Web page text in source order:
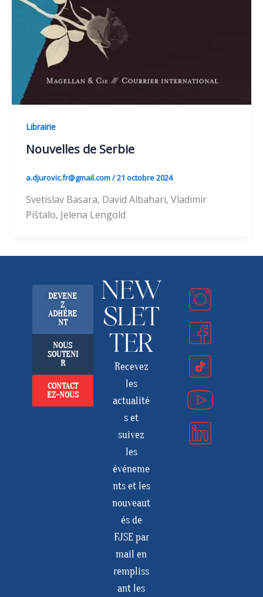
Librairie
Nouvelles de Serbie
a.djurovic.fr@gmail.com/21 octobre 2024
Svetislav Basara, David Albahari, Vladimir
Pištalo, Jelena Lengold
DEVENE
Z
ADHÉRE
NT
NOUS
SOUTENI
R
CONTACT
EZ-NOUS
NEW
SLET
TER
Recevez
les
actualité
s et
suivez
les
événeme
nts et les
nouveaut
és de
FJSE par
mail en
rempliss
ant les